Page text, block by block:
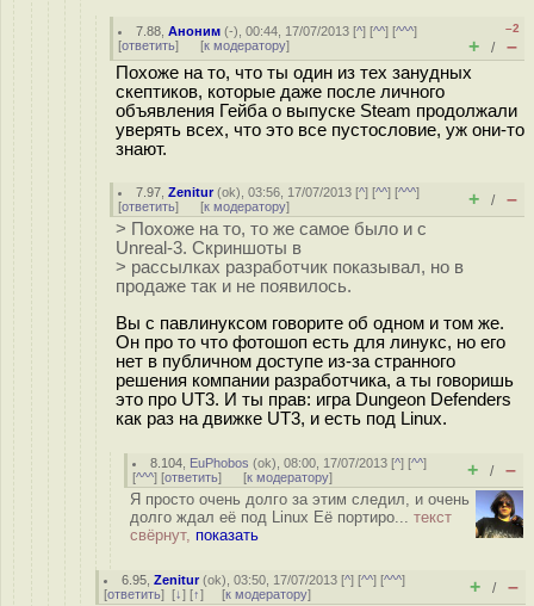
7.88 ,Аноним (-), 00:44, 17/07/2013 [^] [^^] [^^^]
[ответить] [к модератору]
–2
+ / –
Похоже на то, что ты один из тех занудных
скептиков, которые даже после личного
объявления Гейба о выпуске Steam продолжали
уверять всех, что это все пустословие, уж они-то
знают.
7.97 ,Zenitur(ok), 03:56, 17/07/2013 [^] [^^] [^^^]
[ответить] [к модератору] + / –
> Похоже на то, то же самое было и с
Unreal-3. Скриншоты в
> рассылках разработчик показывал, но в
продаже так и не появилось.
Вы с павлинуксом говорите об одном и том же.
Он про то что фотошоп есть для линукс, но его
нет в публичном доступе из-за странного
решения компании разработчика, а ты говоришь
это про UT3. И ты прав: игра Dungeon Defenders
как раз на движке UT3, и есть под Linux.
8.104 EuPhobos (ok), 08:00, 17/07/2013 [^] [^^]
[^^^] [ответить] [к модератору] + / –
Я просто очень долго за этим следил, и очень
долго ждал её под Linux Её портиро... текст
свёрнут, показать
6.95 ,Zenitur(ok), 03:50, 17/07/2013 [^] [^^] [^^^]
[ответить] [↓] [↑] [к модератору] + / –